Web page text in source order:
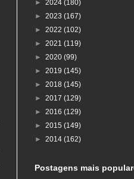
► 2024 (180)
► 2023 (167)
► 2022 (102)
► 2021 (119)
► 2020 (99)
► 2019 (145)
► 2018 (145)
► 2017 (129)
► 2016 (129)
► 2015 (149)
► 2014 (162)
Postagens mais